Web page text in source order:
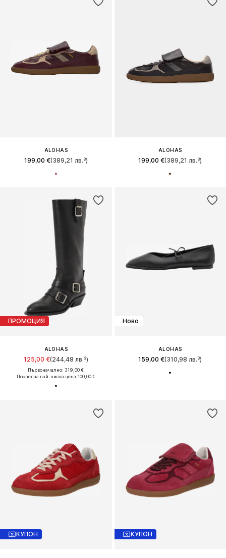
ALOHAS
199,00 €(389,21 лв.³)
ALOHAS
199,00 €(389,21 лв.³)
ПРОМОЦИЯ
ALOHAS
125,00 €(244,48 лв.³)
Първоначално: 319,00 €
Последна най-ниска цена:100,00 €
Ново
ALOHAS
159,00 €(310,98 лв.³)
КУПОН КУПОН